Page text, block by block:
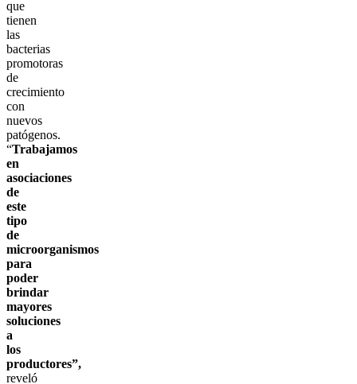
que
tienen
las
bacterias
promotoras
de
crecimiento
con
nuevos
patógenos.
“Trabajamos
en
asociaciones
de
este
tipo
de
microorganismos
para
poder
brindar
mayores
soluciones
a
los
productores”,
reveló